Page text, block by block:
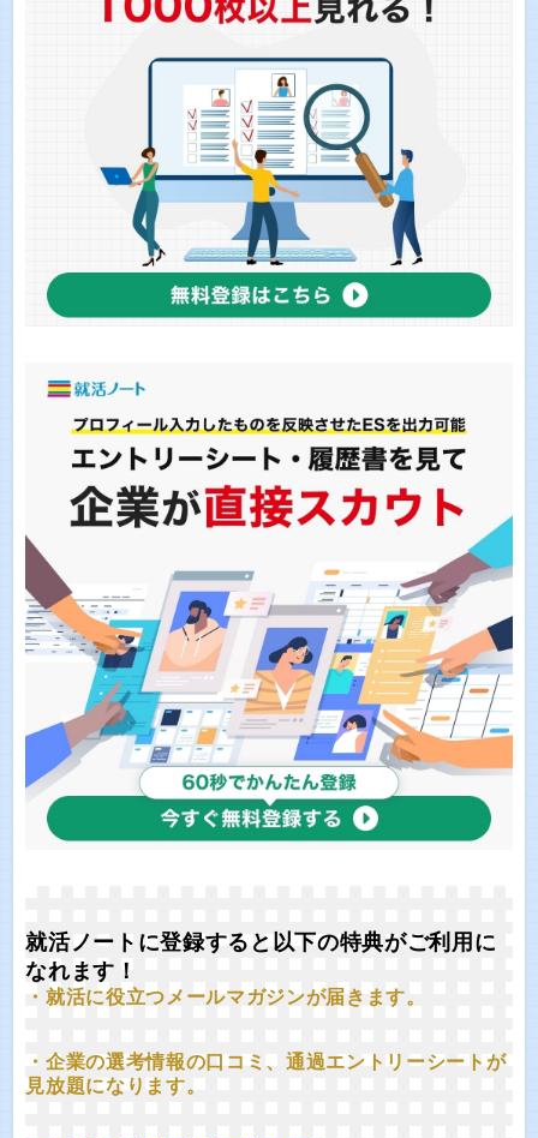
就活ノートに登録すると以下の特典がご利用に
なれます！
・就活に役立つメールマガジンが届きます。
・企業の選考情報の口コミ、通過エントリーシートが
見放題になります。